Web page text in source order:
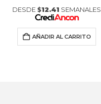
DESDE $12.41 SEMANALES
AÑADIR AL CARRITO